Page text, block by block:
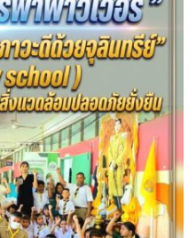
สิง
หา
วัน
รพี“
อุดมคติ
นัก
กฎหมาย
ภาย
ใต้
วิกฤติ
ศรัทธา